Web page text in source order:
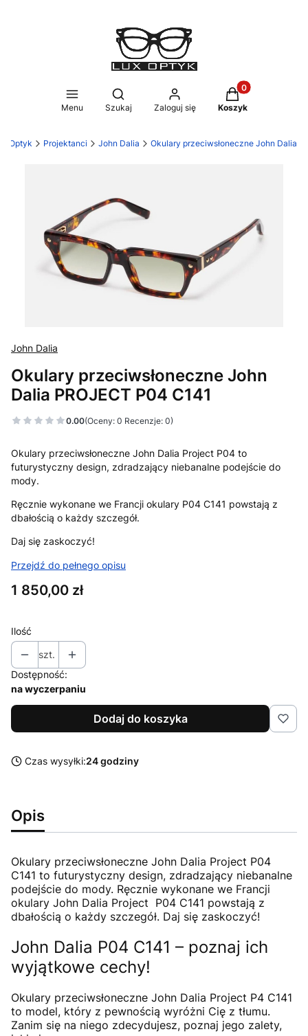
Menu
Otwórz wyszukiwarkę
Szukaj Zaloguj się
Produkty w
Koszyk
Optyk Projektanci John Dalia Okulary przeciwsłoneczne John Dalia
John Dalia
Okulary przeciwsłoneczne John
Dalia PROJECT P04 C141
0.00(Oceny: 0 Recenzje: 0)
Okulary przeciwsłoneczne John Dalia Project P04 to
futurystyczny design, zdradzający niebanalne podejście do
mody.
Ręcznie wykonane we Francji okulary P04 C141 powstają z
dbałością o każdy szczegół.
Daj się zaskoczyć!
Przejdź do pełnego opisu
Cena
1 850,00 zł
Ilość
szt.
Dostępność:
na wyczerpaniu
Dodaj do koszyka
Czas wysyłki:24 godziny
Opis
Okulary przeciwsłoneczne John Dalia Project P04
C141 to futurystyczny design, zdradzający niebanalne
podejście do mody. Ręcznie wykonane we Francji
okulary John Dalia Project P04 C141 powstają z
dbałością o każdy szczegół. Daj się zaskoczyć!
John Dalia P04 C141 – poznaj ich
wyjątkowe cechy!
Okulary przeciwsłoneczne John Dalia Project P4 C141
to model, który z pewnością wyróżni Cię z tłumu.
Zanim się na niego zdecydujesz, poznaj jego zalety,